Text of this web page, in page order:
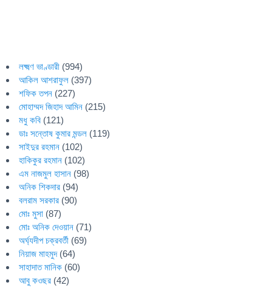
লক্ষ্মণ ভাণ্ডারী (994)
আকিল আশরাফুল (397)
শফিক তপন (227)
মোহাম্মদ জিহাদ আমিন (215)
মধু কবি (121)
ডাঃ সন্তোষ কুমার মন্ডল (119)
সাইদুর রহমান (102)
হাকিকুর রহমান (102)
এম নাজমুল হাসান (98)
অনিক শিকদার (94)
বলরাম সরকার (90)
মোঃ মুসা (87)
মোঃ অনিক দেওয়ান (71)
অর্ঘ্যদীপ চক্রবর্তী (69)
নিয়াজ মাহমুদ(64)
সাহাদাত মানিক (60)
আবু কওছর (42)